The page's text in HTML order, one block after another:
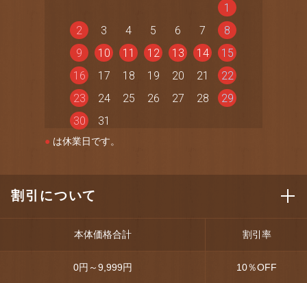
1
2
3 4 5 6 7
8
9
10 11 12 13 14
15
16
17 18 19 20 21
22
23
24 25 26 27 28
29
30
31
● は休業日です。
割引について
本体価格合計 割引率
0円～9,999円 10％OFF